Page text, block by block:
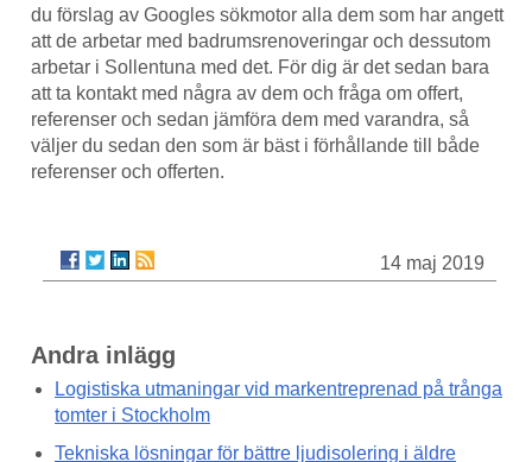
du förslag av Googles sökmotor alla dem som har angett
att de arbetar med badrumsrenoveringar och dessutom
arbetar i Sollentuna med det. För dig är det sedan bara
att ta kontakt med några av dem och fråga om offert,
referenser och sedan jämföra dem med varandra, så
väljer du sedan den som är bäst i förhållande till både
referenser och offerten.
14 maj 2019
Andra inlägg
Logistiska utmaningar vid markentreprenad på trånga
tomter i Stockholm
Tekniska lösningar för bättre ljudisolering i äldre